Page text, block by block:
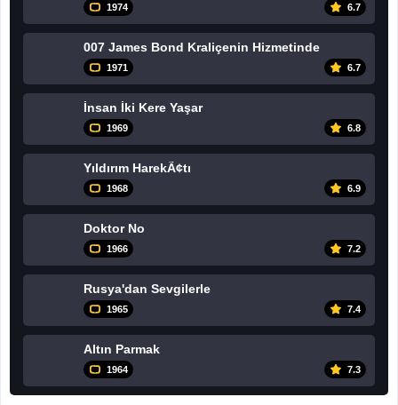
1974 6.7
007 James Bond Kraliçenin Hizmetinde
1971 6.7
İnsan İki Kere Yaşar
1969 6.8
Yıldırım HarekÃ¢tı
1968 6.9
Doktor No
1966 7.2
Rusya'dan Sevgilerle
1965 7.4
Altın Parmak
1964 7.3